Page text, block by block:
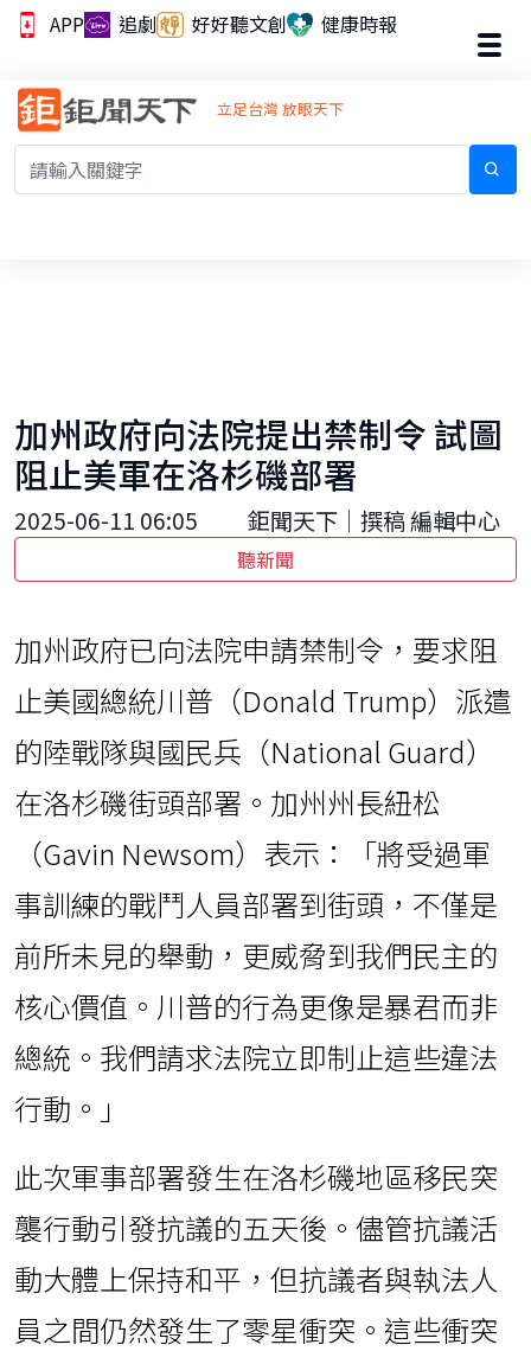
APP 追劇 好好聽文創 健康時報
立足台灣 放眼天下
加州政府向法院提出禁制令 試圖
阻止美軍在洛杉磯部署
2025-06-11 06:05 鉅聞天下｜撰稿 編輯中心
聽新聞
加州政府已向法院申請禁制令，要求阻
止美國總統川普（Donald Trump）派遣
的陸戰隊與國民兵（National Guard）
在洛杉磯街頭部署。加州州長紐松
（Gavin Newsom）表示：「將受過軍
事訓練的戰鬥人員部署到街頭，不僅是
前所未見的舉動，更威脅到我們民主的
核心價值。川普的行為更像是暴君而非
總統。我們請求法院立即制止這些違法
行動。」
此次軍事部署發生在洛杉磯地區移民突
襲行動引發抗議的五天後。儘管抗議活
動大體上保持和平，但抗議者與執法人
員之間仍然發生了零星衝突。這些衝突